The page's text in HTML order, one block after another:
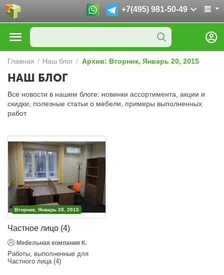
+7(495) 981-50-49
Главная / Наш блог / Архив: Вторник, Январь 20, 2015
НАШ БЛОГ
Все новости в нашем блоге: новинки ассортимента, акции и
скидки, полезные статьи о мебели, примеры выполненных
работ
Вторник, Январь 20, 2015
Частное лицо (4)
Мебельная компания К.
Работы, выполненные для
Частного лица (4)